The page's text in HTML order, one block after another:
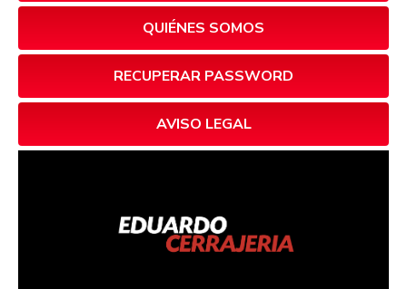
QUIÉNES SOMOS
RECUPERAR PASSWORD
AVISO LEGAL